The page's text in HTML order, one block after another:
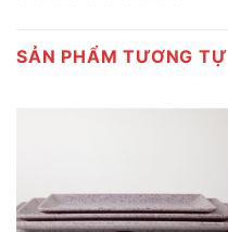
SẢN PHẨM TƯƠNG TỰ